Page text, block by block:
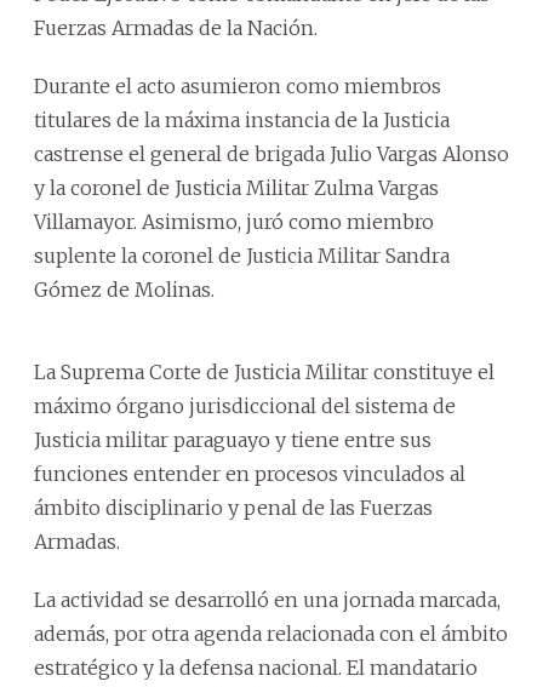
Fuerzas Armadas de la Nación.
Durante el acto asumieron como miembros
titulares de la máxima instancia de la Justicia
castrense el general de brigada Julio Vargas Alonso
y la coronel de Justicia Militar Zulma Vargas
Villamayor. Asimismo, juró como miembro
suplente la coronel de Justicia Militar Sandra
Gómez de Molinas.
La Suprema Corte de Justicia Militar constituye el
máximo órgano jurisdiccional del sistema de
Justicia militar paraguayo y tiene entre sus
funciones entender en procesos vinculados al
ámbito disciplinario y penal de las Fuerzas
Armadas.
La actividad se desarrolló en una jornada marcada,
además, por otra agenda relacionada con el ámbito
estratégico y la defensa nacional. El mandatario